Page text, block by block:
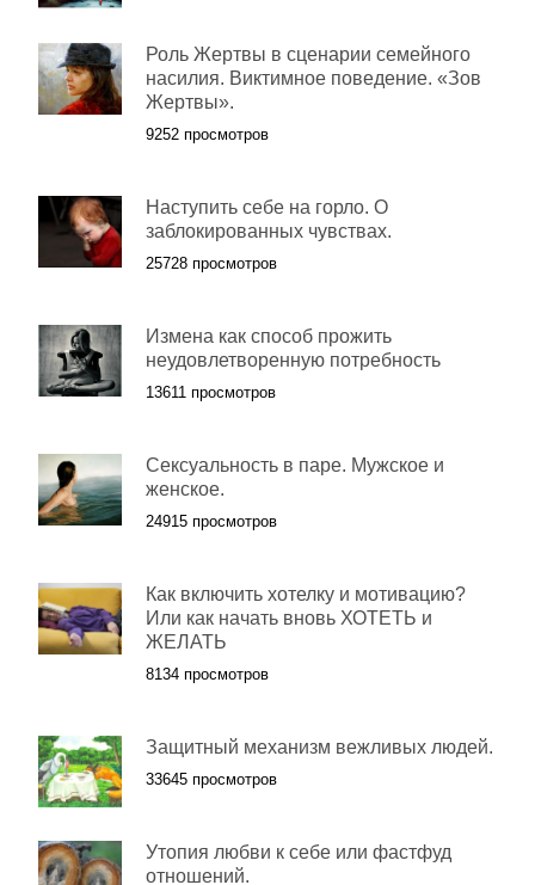
Роль Жертвы в сценарии семейного
насилия. Виктимное поведение. «Зов
Жертвы».
9252 просмотров
Наступить себе на горло. О
заблокированных чувствах.
25728 просмотров
Измена как способ прожить
неудовлетворенную потребность
13611 просмотров
Сексуальность в паре. Мужское и
женское.
24915 просмотров
Как включить хотелку и мотивацию?
Или как начать вновь ХОТЕТЬ и
ЖЕЛАТЬ
8134 просмотров
Защитный механизм вежливых людей.
33645 просмотров
Утопия любви к себе или фастфуд
отношений.